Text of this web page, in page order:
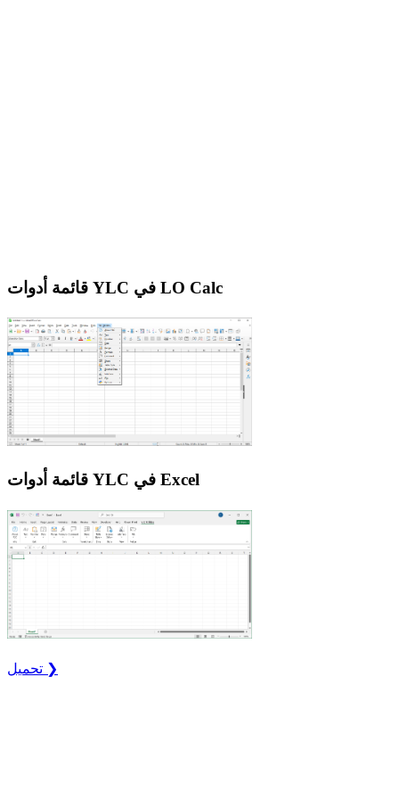
قائمة أدوات YLC في LO Calc
قائمة أدوات YLC في Excel
تحميل ❯